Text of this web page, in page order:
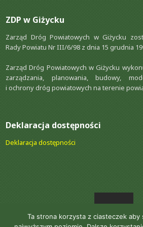
ZDP w Giżycku
Zarząd Dróg Powiatowych w Giżycku
Rady Powiatu Nr III/6/98 z dnia 15 grudnia
Zarząd Dróg Powiatowych w Giżycku
zarządzania, planowania, budowy,
i ochrony dróg powiatowych na terenie
Deklaracja dostępności
Deklaracja dostępności
Ta strona korzysta z ciasteczek aby